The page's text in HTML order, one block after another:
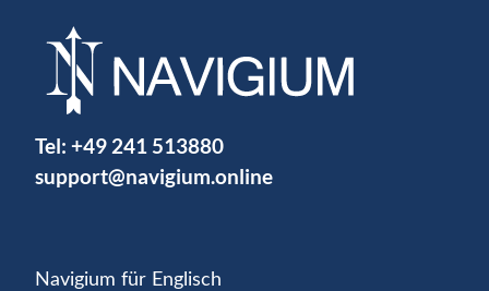
Tel: +49 241 513880
support@navigium.online
Navigium für Englisch